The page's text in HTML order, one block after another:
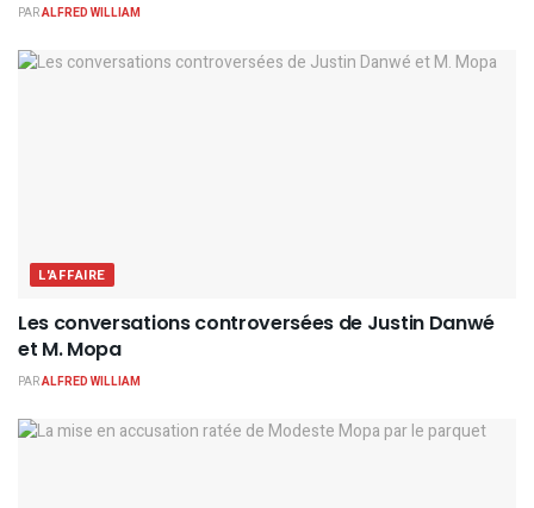
PARALFRED WILLIAM
L'AFFAIRE
Les conversations controversées de Justin Danwé
et M. Mopa
PARALFRED WILLIAM